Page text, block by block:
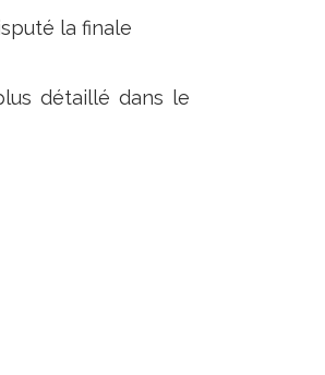
la finale
détaillé dans le